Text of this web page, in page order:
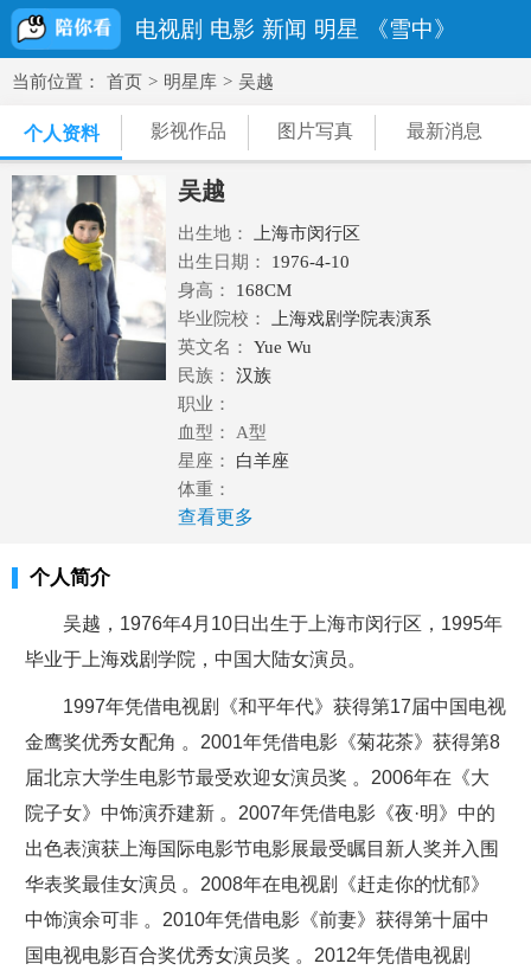
电视剧 电影 新闻 明星 《雪中》
当前位置： 首页 > 明星库 > 吴越
个人资料 影视作品 图片写真 最新消息
吴越
出生地：
上海市闵行区
出生日期：
1976-4-10
身高：
168CM
毕业院校：
上海戏剧学院表演系
英文名：
Yue Wu
民族：
汉族
职业：
血型： A型
星座：
白羊座
体重：
查看更多
个人简介
吴越，1976年4月10日出生于上海市闵行区，1995年
毕业于上海戏剧学院，中国大陆女演员。
1997年凭借电视剧《和平年代》获得第17届中国电视
金鹰奖优秀女配角 。2001年凭借电影《菊花茶》获得第8
届北京大学生电影节最受欢迎女演员奖 。2006年在《大
院子女》中饰演乔建新 。2007年凭借电影《夜·明》中的
出色表演获上海国际电影节电影展最受瞩目新人奖并入围
华表奖最佳女演员 。2008年在电视剧《赶走你的忧郁》
中饰演余可非 。2010年凭借电影《前妻》获得第十届中
国电视电影百合奖优秀女演员奖 。2012年凭借电视剧